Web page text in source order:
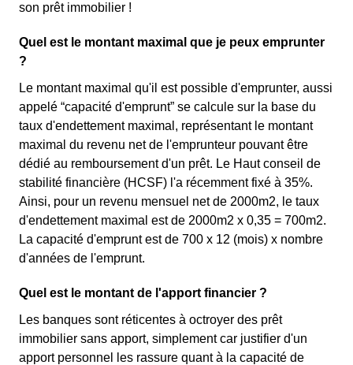
son prêt immobilier !
Quel est le montant maximal que je peux emprunter
?
Le montant maximal qu'il est possible d'emprunter, aussi
appelé “capacité d'emprunt” se calcule sur la base du
taux d'endettement maximal, représentant le montant
maximal du revenu net de l'emprunteur pouvant être
dédié au remboursement d'un prêt. Le Haut conseil de
stabilité financière (HCSF) l'a récemment fixé à 35%.
Ainsi, pour un revenu mensuel net de 2000m2, le taux
d'endettement maximal est de 2000m2 x 0,35 = 700m2.
La capacité d'emprunt est de 700 x 12 (mois) x nombre
d'années de l'emprunt.
Quel est le montant de l'apport financier ?
Les banques sont réticentes à octroyer des prêt
immobilier sans apport, simplement car justifier d'un
apport personnel les rassure quant à la capacité de